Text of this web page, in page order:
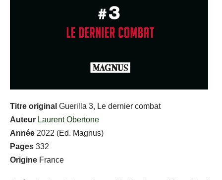
Titre original Guerilla 3, Le dernier combat
Auteur Laurent Obertone
Année 2022 (Ed. Magnus)
Pages 332
Origine France